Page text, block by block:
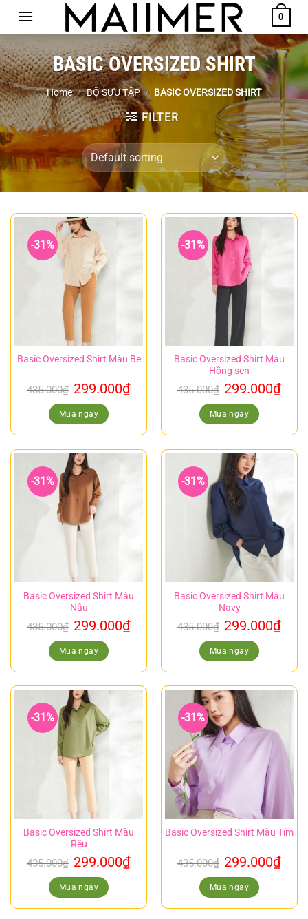
nội
dung
0
BASIC OVERSIZED SHIRT
Home / BỘ SƯU TẬP / BASIC OVERSIZED SHIRT
FILTER
-31%
Basic Oversized Shirt Màu Be
435.000₫ 299.000₫
Mua ngay
-31%
Basic Oversized Shirt Màu
Hồng sen
435.000₫ 299.000₫
Mua ngay
-31%
Basic Oversized Shirt Màu
Nâu
435.000₫ 299.000₫
Mua ngay
-31%
Basic Oversized Shirt Màu
Navy
435.000₫ 299.000₫
Mua ngay
-31%
Basic Oversized Shirt Màu
Rêu
435.000₫ 299.000₫
Mua ngay
-31%
Basic Oversized Shirt Màu Tím
435.000₫ 299.000₫
Mua ngay